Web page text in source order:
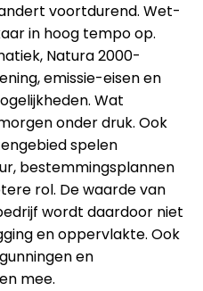
voortdurend. Wet-
in hoog tempo op.
Natura 2000-
emissie-eisen en
Wat
onder druk. Ook
spelen
bestemmingsplannen
rol. De waarde van
wordt daardoor niet
en oppervlakte. Ook
en
mee.